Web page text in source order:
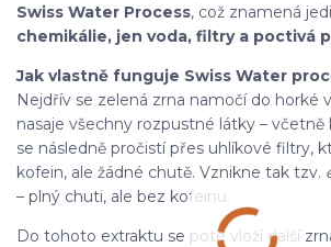
Swiss Water Process, což znamená
chemikálie, jen voda, filtry a poctivá
Jak vlastně funguje Swiss Water
Nejdřív se zelená zrna namočí do horké
nasaje všechny rozpustné látky – včetně
se následně pročistí přes uhlíkové filtry,
kofein, ale žádné chutě. Vznikne tak tzv.
– plný chuti, ale bez kofeinu.
Do tohoto extraktu se poté vloží další